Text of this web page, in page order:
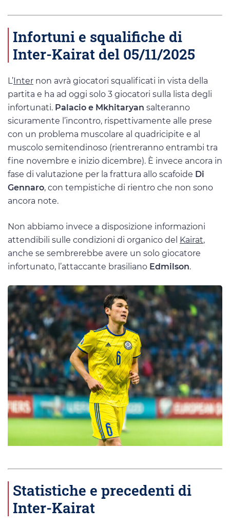
Infortuni e squalifiche di
Inter-Kairat del 05/11/2025
L’ Inter non avrà giocatori squalificati in vista della
partita e ha ad oggi solo 3 giocatori sulla lista degli
infortunati. Palacio e Mkhitaryan salteranno
sicuramente l’incontro, rispettivamente alle prese
con un problema muscolare al quadricipite e al
muscolo semitendinoso (rientreranno entrambi tra
fine novembre e inizio dicembre). È invece ancora in
fase di valutazione per la frattura allo scafoide Di
Gennaro, con tempistiche di rientro che non sono
ancora note.
Non abbiamo invece a disposizione informazioni
attendibili sulle condizioni di organico del Kairat,
anche se sembrerebbe avere un solo giocatore
infortunato, l’attaccante brasiliano Edmilson.
Statistiche e precedenti di
Inter-Kairat